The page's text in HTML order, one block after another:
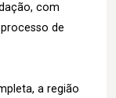
com
de
a região